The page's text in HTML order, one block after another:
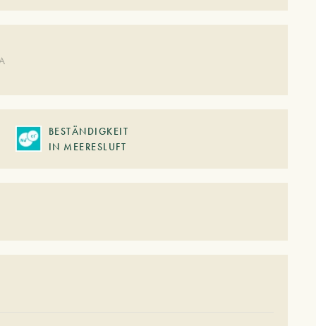
BESTÄNDIGKEIT
IN MEERESLUFT